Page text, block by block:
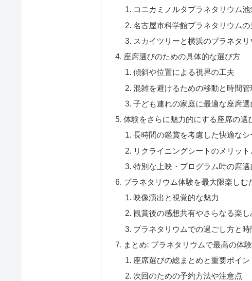
コニカミノルタプラネタリウム
名古屋市科学館プラネタリウム
スカイツリーと横浜のプラネタ
座席選びのための具体的な選び方
傾斜や位置による視界の工夫
混雑を避けるための移動と時間管
子ども連れの家庭に最適な座席選
体験をさらに魅力的にする座席の選
長時間の鑑賞を考慮した快適なシ
リクライニングシートのメリット
特別な上映・プログラム時の席選
プラネタリウム体験を最大限楽しむ
映像演出と視覚的な魅力
観賞後の感想共有やさらなる楽し
プラネタリウムでの過ごし方と
まとめ: プラネタリウムで最高の体
座席選びの総まとめと重要ポイン
次回のための予約方法や注意点